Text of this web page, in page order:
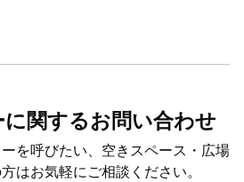
関するお問い合わせ
を呼びたい、空きスペース・広場
はお気軽にご相談ください。